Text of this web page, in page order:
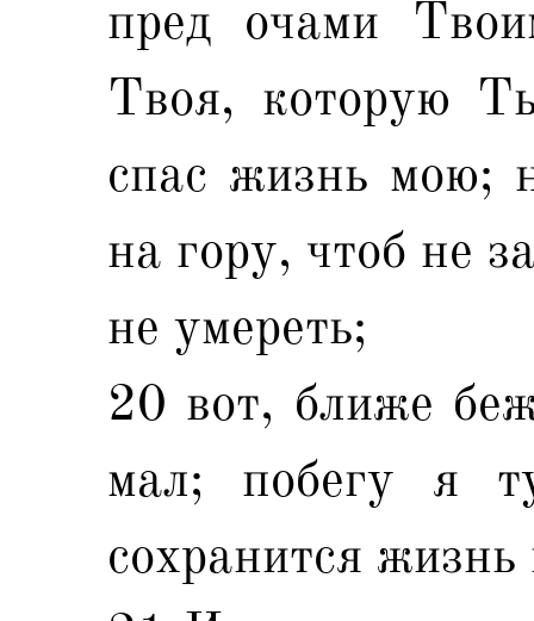
пред очами
Твоя, которую
спас жизнь мою;
на гору, чтоб не
не умереть;
20 вот, ближе
мал; побегу я
сохранится